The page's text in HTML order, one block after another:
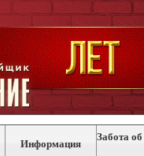
Информация
Забота